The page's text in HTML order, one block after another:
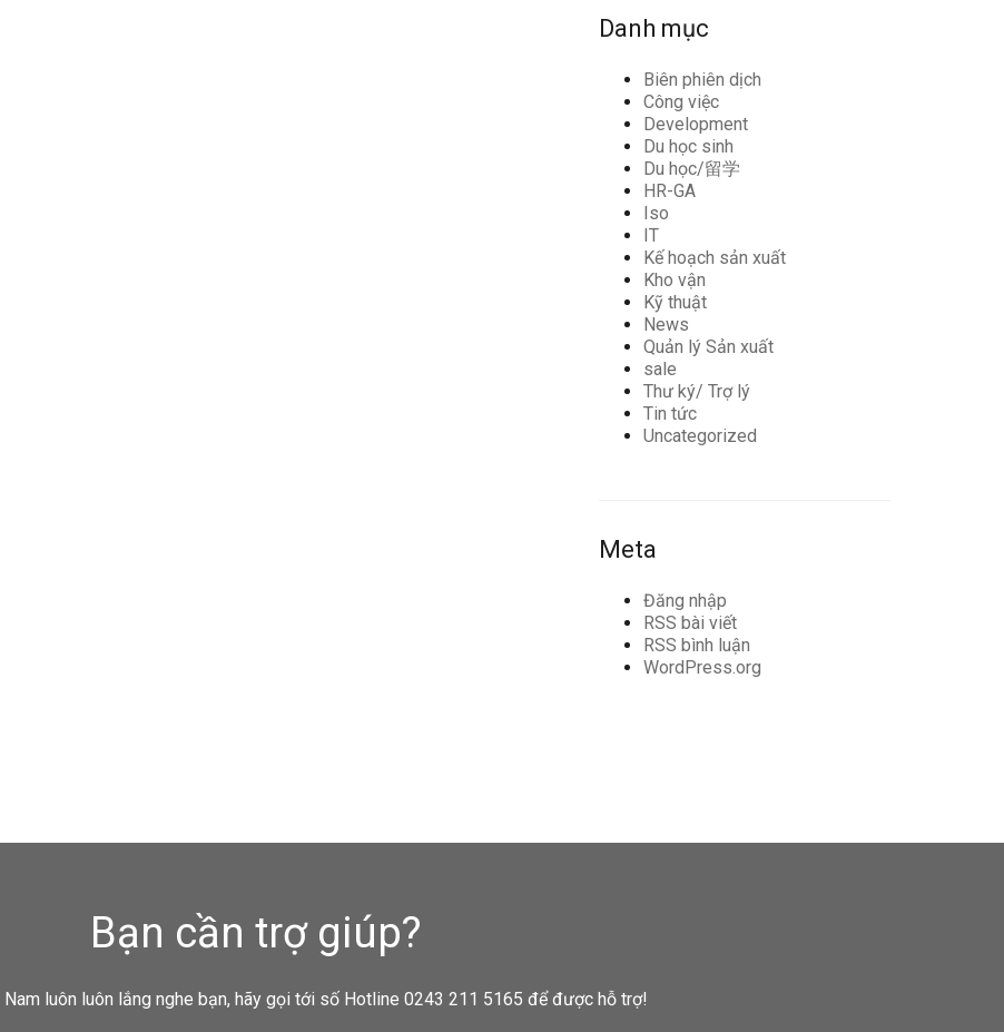
Danh mục
Biên phiên dịch
Công việc
Development
Du học sinh
Du học/留学
HR-GA
Iso
IT
Kế hoạch sản xuất
Kho vận
Kỹ thuật
News
Quản lý Sản xuất
sale
Thư ký/ Trợ lý
Tin tức
Uncategorized
Meta
Đăng nhập
RSS bài viết
RSS bình luận
WordPress.org
Bạn cần trợ giúp?
luôn luôn lắng nghe bạn, hãy gọi tới số Hotline 0243 211 5165 để được hỗ trợ!